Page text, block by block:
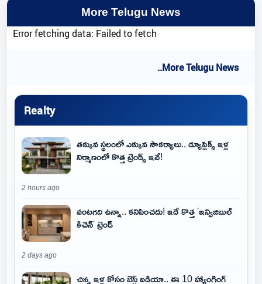
More Telugu News
Error fetching data: Failed to fetch
..More Telugu News
Realty
తక్కువ స్థలంలో ఎక్కువ సౌకర్యాలు.. డ్యూప్లెక్స్ ఇళ్ల
నిర్మాణంలో కొత్త ట్రెండ్స్ ఇవే!
2 hours ago
వంటగది ఉన్నా.. కనిపించదు! ఇదే కొత్త 'ఇన్విజిబుల్
కిచెన్' ట్రెండ్
2 days ago
చిన్న ఇళ్ల కోసం బెస్ట్ ఐడియా.. ఈ 10 హ్యాంగింగ్